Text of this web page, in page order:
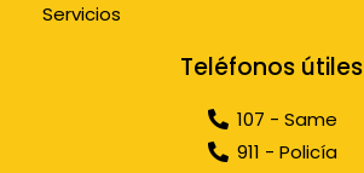
Servicios
Teléfonos útiles
107 - Same
911 - Policía